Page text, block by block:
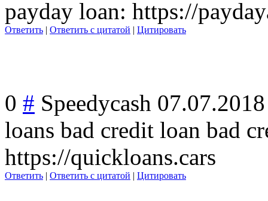
payday loan: https://
Ответить | Ответить с цитатой | Цитировать
0 # Speedycash 07.07.2018
loans bad credit loan bad
https://quickloans.cars
Ответить | Ответить с цитатой | Цитировать